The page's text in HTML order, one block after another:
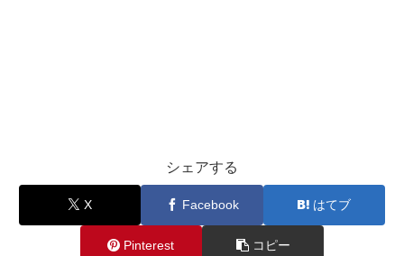
シェアする
X Facebook はてブ
Pinterest コピー